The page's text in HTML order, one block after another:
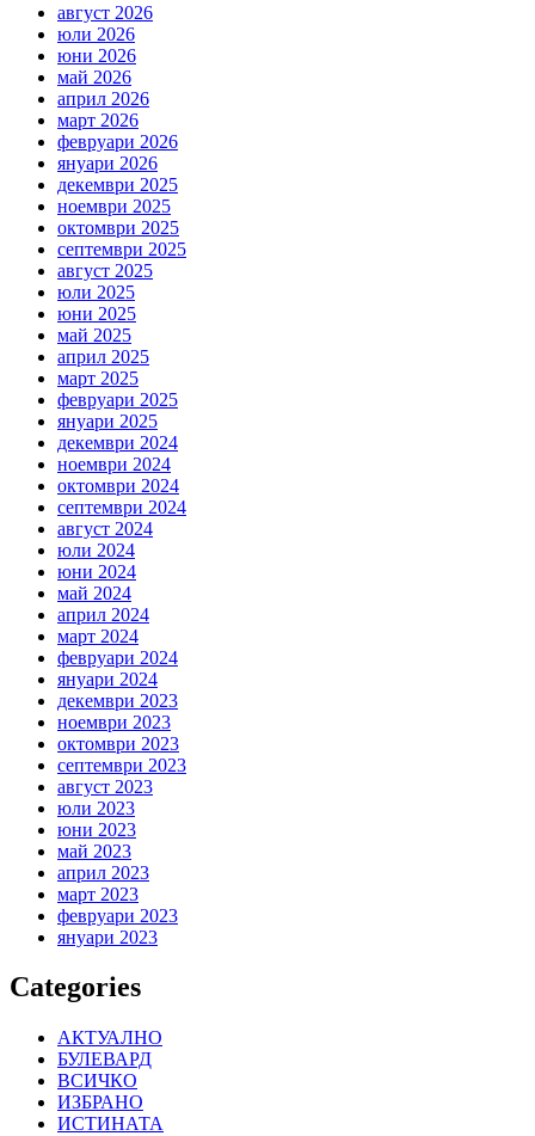
август 2026
юли 2026
юни 2026
май 2026
април 2026
март 2026
февруари 2026
януари 2026
декември 2025
ноември 2025
октомври 2025
септември 2025
август 2025
юли 2025
юни 2025
май 2025
април 2025
март 2025
февруари 2025
януари 2025
декември 2024
ноември 2024
октомври 2024
септември 2024
август 2024
юли 2024
юни 2024
май 2024
април 2024
март 2024
февруари 2024
януари 2024
декември 2023
ноември 2023
октомври 2023
септември 2023
август 2023
юли 2023
юни 2023
май 2023
април 2023
март 2023
февруари 2023
януари 2023
Categories
АКТУАЛНО
БУЛЕВАРД
ВСИЧКО
ИЗБРАНО
ИСТИНАТА